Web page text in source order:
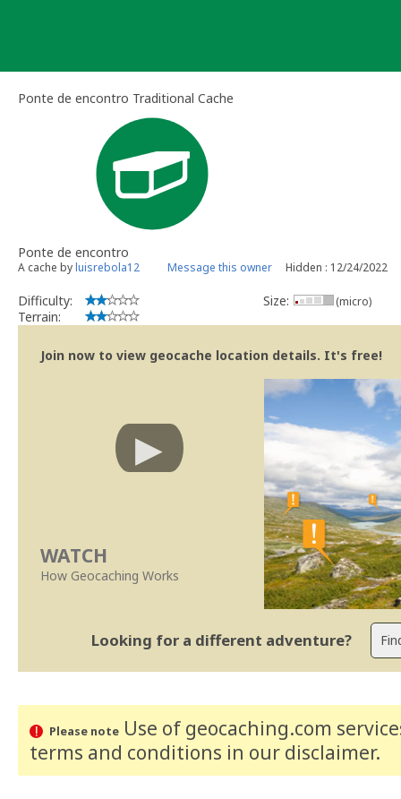
Ponte de encontro Traditional Cache
Ponte de encontro
A cache byluisrebola12 Message this owner Hidden : 12/24/2022
Difficulty:
Terrain:
Size: (micro)
Join now to view geocache location details. It's free!
WATCH
How Geocaching Works
Looking for a different adventure?
Please noteUse of geocaching.com
terms and conditions in our disclaimer.